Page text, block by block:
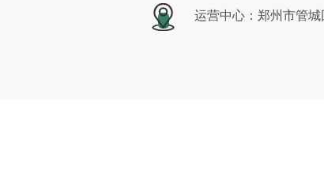
运营中心：郑州市管